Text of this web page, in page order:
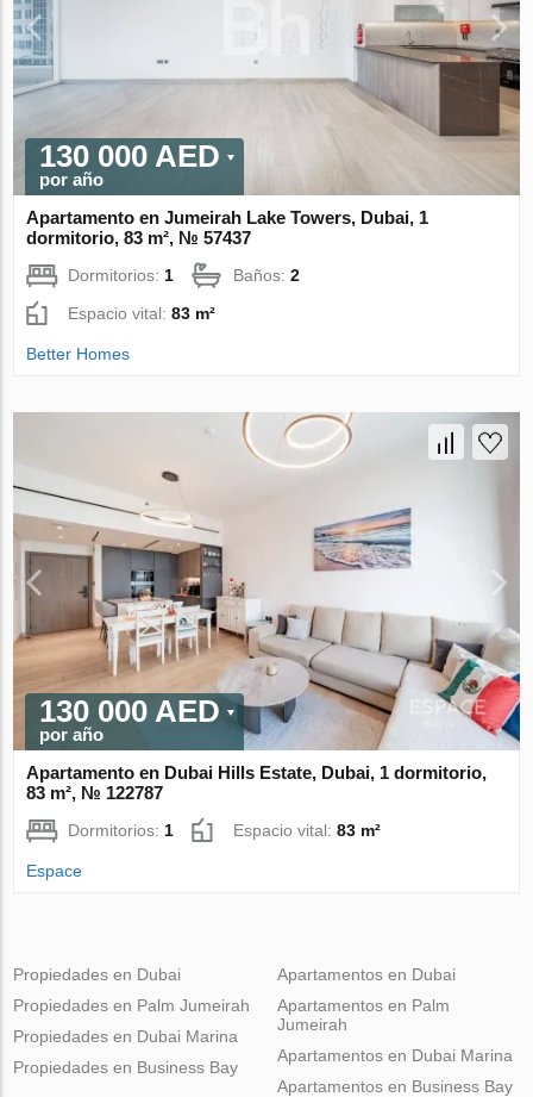
130 000 AED
por año
Apartamento en Jumeirah Lake Towers, Dubai, 1
dormitorio, 83 m², № 57437
Dormitorios: 1 Baños:2
Espacio vital:83 m²
Better Homes
130 000 AED
por año
Apartamento en Dubai Hills Estate, Dubai, 1 dormitorio,
83 m², № 122787
Dormitorios: 1 Espacio vital:83 m²
Espace
Propiedades en Dubai
Propiedades en Palm Jumeirah
Propiedades en Dubai Marina
Propiedades en Business Bay
Apartamentos en Dubai
Apartamentos en Palm
Jumeirah
Apartamentos en Dubai Marina
Apartamentos en Business Bay